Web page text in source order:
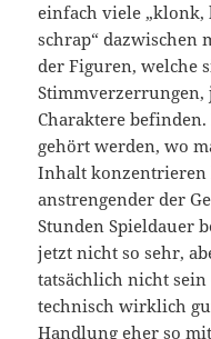
einfach viele „klonk,
schrap“ dazwischen
der Figuren, welche
Stimmverzerrungen,
Charaktere
gehört werden, wo
Inhalt konzentrieren
anstrengender der
Stunden Spieldauer
jetzt nicht so sehr,
tatsächlich nicht
technisch wirklich
Handlung eher so